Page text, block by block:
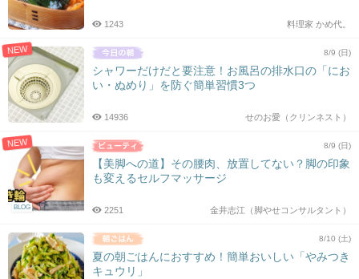
料理家 かめ代。
1243
NEW 8/9 (日)
シャワーだけだと要注意！お風呂の排水口の「にお
い・ぬめり」を防ぐ簡単習慣3つ
せのお愛（クリンネスト）
14936
NEW
BLOG
8/9 (日)
【美脚への道】その腰肉、放置してない？脚の印象
も変えるセルフマッサージ
金井志江（脚やせコンサルタント）
2251
8/10 (土)
夏の朝ごはんにおすすめ！簡単おいしい「やみつき
キュウリ」